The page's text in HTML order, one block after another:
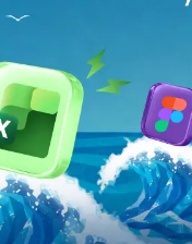
Моё избранное
Работа
студента